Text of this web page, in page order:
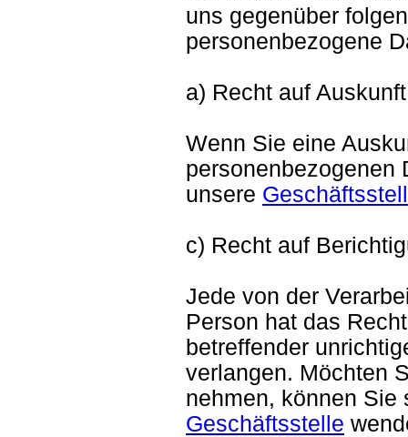
uns gegenüber
personenbezogene
a) Recht auf Auskunft
Wenn Sie eine
personenbezogenen
unsere
c) Recht auf
Jede von der
Person hat das
betreffender
verlangen. Möchten
nehmen, können
Geschäftsstelle